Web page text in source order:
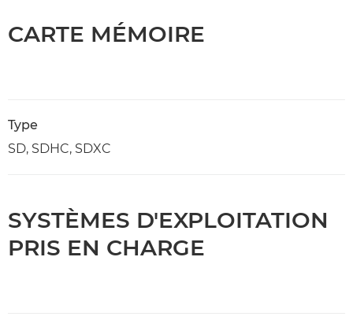
CARTE MÉMOIRE
Type
SD, SDHC, SDXC
SYSTÈMES D'EXPLOITATION
PRIS EN CHARGE